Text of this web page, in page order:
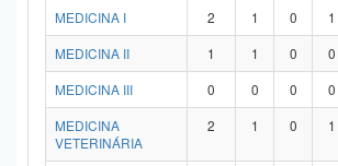
MEDICINA I
2 1 0 1
MEDICINA II
1 1 0 0
MEDICINA III
0 0 0 0
MEDICINA
VETERINÁRIA
2 1 0 1